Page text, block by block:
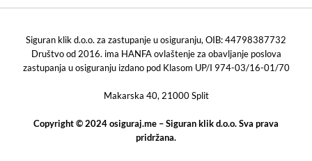
Siguran klik d.o.o. za zastupanje u osiguranju, OIB: 44798387732
Društvo od 2016. ima HANFA ovlaštenje za obavljanje poslova
zastupanja u osiguranju izdano pod Klasom UP/I 974-03/16-01/70
Makarska 40, 21000 Split
Copyright © 2024 osiguraj.me – Siguran klik d.o.o. Sva prava
pridržana.